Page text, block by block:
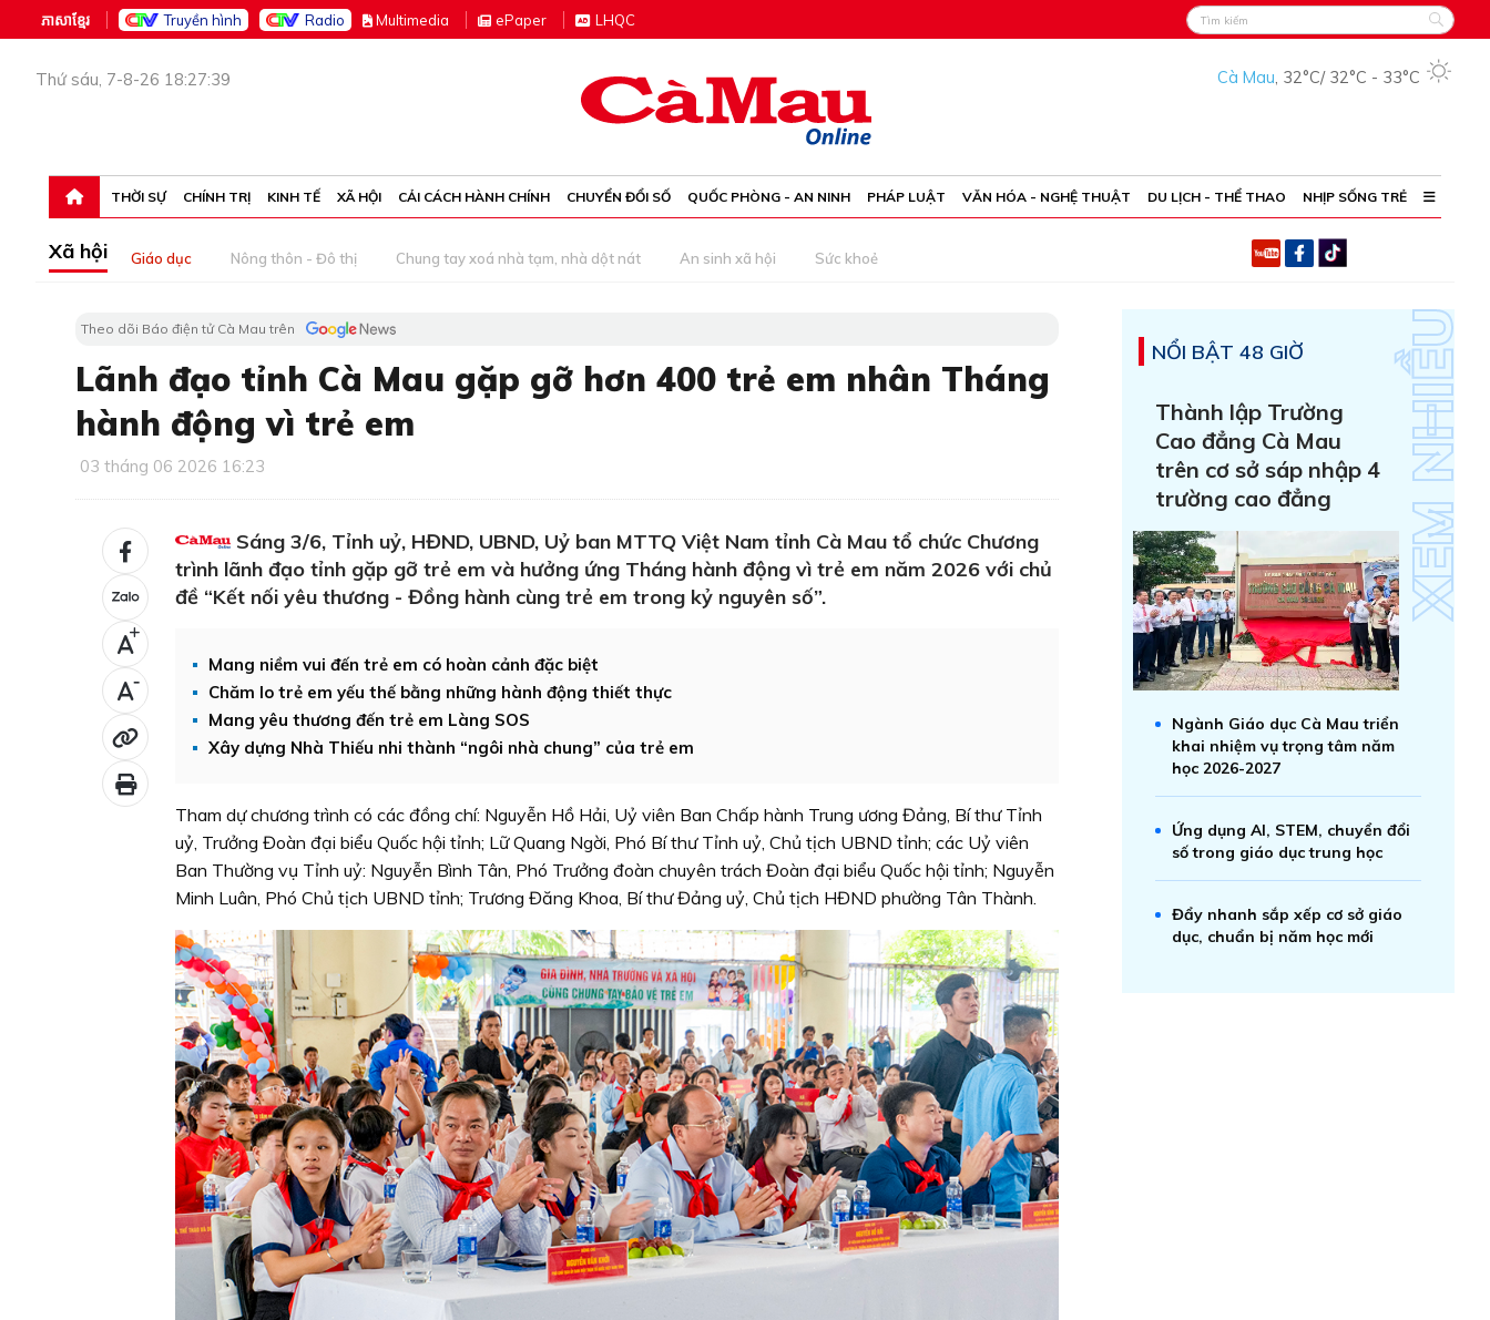
ភាសាខ្មែរ Truyền hình Radio Multimedia ePaper LHQC
Thứ sáu, 7-8-26 18:27:39 Cà Mau, 32°C/ 32°C - 33°C
THỜI SỰ CHÍNH TRỊ KINH TẾ XÃ HỘI CẢI CÁCH HÀNH CHÍNH CHUYỂN ĐỔI SỐ QUỐC PHÒNG - AN NINH PHÁP LUẬT VĂN HÓA - NGHỆ THUẬT DU LỊCH - THỂ THAO NHỊP SỐNG TRẺ
Xã hội Giáo dục Nông thôn - Đô thị Chung tay xoá nhà tạm, nhà dột nát An sinh xã hội Sức khoẻ
Theo dõi Báo điện tử Cà Mau trên
Lãnh đạo tỉnh Cà Mau gặp gỡ hơn 400 trẻ em nhân Tháng
hành động vì trẻ em
03 tháng 06 2026 16:23
+
-
Sáng 3/6, Tỉnh uỷ, HĐND, UBND, Uỷ ban MTTQ Việt Nam tỉnh Cà Mau tổ chức Chương
trình lãnh đạo tỉnh gặp gỡ trẻ em và hưởng ứng Tháng hành động vì trẻ em năm 2026 với chủ
đề “Kết nối yêu thương - Đồng hành cùng trẻ em trong kỷ nguyên số”.
Mang niềm vui đến trẻ em có hoàn cảnh đặc biệt
Chăm lo trẻ em yếu thế bằng những hành động thiết thực
Mang yêu thương đến trẻ em Làng SOS
Xây dựng Nhà Thiếu nhi thành “ngôi nhà chung” của trẻ em
Tham dự chương trình có các đồng chí: Nguyễn Hồ Hải, Uỷ viên Ban Chấp hành Trung ương Đảng, Bí thư Tỉnh
uỷ, Trưởng Đoàn đại biểu Quốc hội tỉnh; Lữ Quang Ngời, Phó Bí thư Tỉnh uỷ, Chủ tịch UBND tỉnh; các Uỷ viên
Ban Thường vụ Tỉnh uỷ: Nguyễn Bình Tân, Phó Trưởng đoàn chuyên trách Đoàn đại biểu Quốc hội tỉnh; Nguyễn
Minh Luân, Phó Chủ tịch UBND tỉnh; Trương Đăng Khoa, Bí thư Đảng uỷ, Chủ tịch HĐND phường Tân Thành.
NỔI BẬT 48 GIỜ
Thành lập Trường
Cao đẳng Cà Mau
trên cơ sở sáp nhập 4
trường cao đẳng
Ngành Giáo dục Cà Mau triển
khai nhiệm vụ trọng tâm năm
học 2026-2027
Ứng dụng AI, STEM, chuyển đổi
số trong giáo dục trung học
Đẩy nhanh sắp xếp cơ sở giáo
dục, chuẩn bị năm học mới